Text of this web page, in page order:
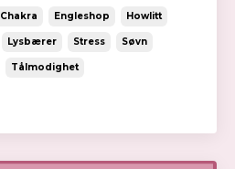
Chakra Engleshop Howlitt
Lysbærer Stress Søvn
Tålmodighet